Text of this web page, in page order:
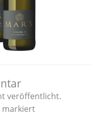
veröffentlicht.
markiert